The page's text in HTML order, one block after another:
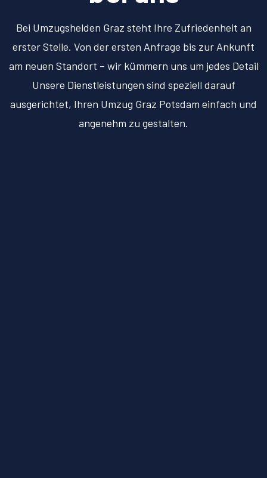
Bei Umzugshelden Graz steht Ihre Zufriedenheit an
erster Stelle. Von der ersten Anfrage bis zur Ankunft
am neuen Standort – wir kümmern uns um jedes Detail
Unsere Dienstleistungen sind speziell darauf
ausgerichtet, Ihren Umzug Graz Potsdam einfach und
angenehm zu gestalten.